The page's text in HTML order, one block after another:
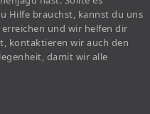
Hilfe brauchst, kannst du uns
und wir helfen dir
kontaktieren wir auch den
damit wir alle